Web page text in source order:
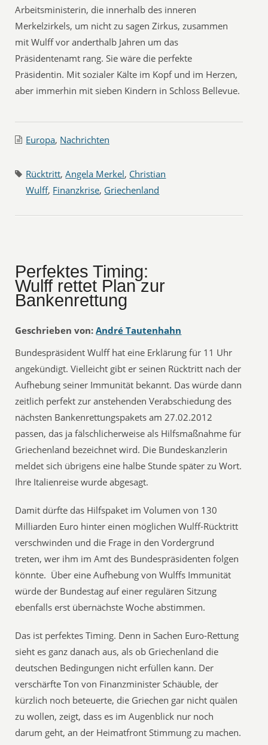
Arbeitsministerin, die innerhalb des inneren
Merkelzirkels, um nicht zu sagen Zirkus, zusammen
mit Wulff vor anderthalb Jahren um das
Präsidentenamt rang. Sie wäre die perfekte
Präsidentin. Mit sozialer Kälte im Kopf und im Herzen,
aber immerhin mit sieben Kindern in Schloss Bellevue.
Europa, Nachrichten
Rücktritt,Angela Merkel, Christian
Wulff, Finanzkrise, Griechenland
Perfektes Timing:
Wulff rettet Plan zur
Bankenrettung
Geschrieben von: André Tautenhahn
Bundespräsident Wulff hat eine Erklärung für 11 Uhr
angekündigt. Vielleicht gibt er seinen Rücktritt nach der
Aufhebung seiner Immunität bekannt. Das würde dann
zeitlich perfekt zur anstehenden Verabschiedung des
nächsten Bankenrettungspakets am 27.02.2012
passen, das ja fälschlicherweise als Hilfsmaßnahme für
Griechenland bezeichnet wird. Die Bundeskanzlerin
meldet sich übrigens eine halbe Stunde später zu Wort.
Ihre Italienreise wurde abgesagt.
Damit dürfte das Hilfspaket im Volumen von 130
Milliarden Euro hinter einen möglichen Wulff-Rücktritt
verschwinden und die Frage in den Vordergrund
treten, wer ihm im Amt des Bundespräsidenten folgen
könnte. Über eine Aufhebung von Wulffs Immunität
würde der Bundestag auf einer regulären Sitzung
ebenfalls erst übernächste Woche abstimmen.
Das ist perfektes Timing. Denn in Sachen Euro-Rettung
sieht es ganz danach aus, als ob Griechenland die
deutschen Bedingungen nicht erfüllen kann. Der
verschärfte Ton von Finanzminister Schäuble, der
kürzlich noch beteuerte, die Griechen gar nicht quälen
zu wollen, zeigt, dass es im Augenblick nur noch
darum geht, an der Heimatfront Stimmung zu machen.